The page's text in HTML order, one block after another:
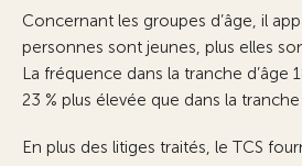
Concernant les groupes d’âge, il
personnes sont jeunes, plus elles
La fréquence dans la tranche d’âge
23 % plus élevée que dans la
En plus des litiges traités, le TCS